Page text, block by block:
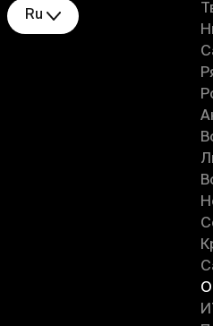
Ru
О